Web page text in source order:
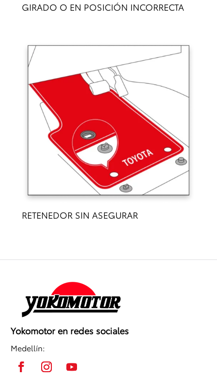
GIRADO O EN POSICIÓN INCORRECTA
RETENEDOR SIN ASEGURAR
Yokomotor en redes sociales
Medellín: